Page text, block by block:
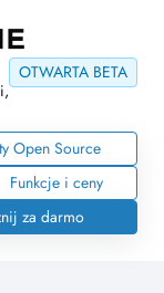
OTWARTA BETA
Open Source
Funkcje i ceny
za darmo